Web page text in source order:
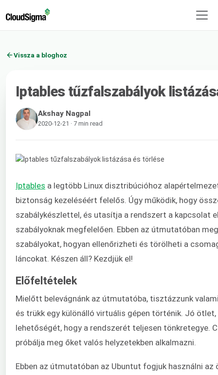
Vissza a bloghoz
Iptables tűzfalszabályok
Akshay Nagpal
2020-12-21 · 7 min read
Iptables a legtöbb Linux disztribúcióhoz
biztonság kezeléséért felelős. Úgy működik, hogy
szabálykészlettel, és utasítja a rendszert a kapcsolat
szabályoknak megfelelően. Ebben az útmutatóban
szabályokat, hogyan ellenőrizheti és törölheti a
láncokat. Készen áll? Kezdjük el!
Előfeltételek
Mielőtt belevágnánk az útmutatóba, tisztázzunk
és trükk egy különálló virtuális gépen történik. Jó ötlet,
lehetőségét, hogy a rendszerét teljesen tönkretegye.
próbálja meg őket valós helyzetekben alkalmazni.
Ebben az útmutatóban az Ubuntut fogjuk használni